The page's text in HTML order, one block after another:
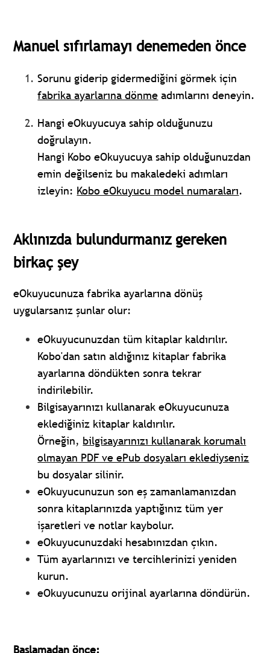
Manuel sıfırlamayı denemeden önce
Sorunu giderip gidermediğini görmek için
fabrika ayarlarına dönme adımlarını deneyin.
Hangi eOkuyucuya sahip olduğunuzu
doğrulayın.
Hangi Kobo eOkuyucuya sahip olduğunuzdan
emin değilseniz bu makaledeki adımları
izleyin: Kobo eOkuyucu model numaraları.
Aklınızda bulundurmanız gereken
birkaç şey
eOkuyucunuza fabrika ayarlarına dönüş
uygularsanız şunlar olur:
eOkuyucunuzdan tüm kitaplar kaldırılır.
Kobo'dan satın aldığınız kitaplar fabrika
ayarlarına döndükten sonra tekrar
indirilebilir.
Bilgisayarınızı kullanarak eOkuyucunuza
eklediğiniz kitaplar kaldırılır.
Örneğin, bilgisayarınızı kullanarak korumalı
olmayan PDF ve ePub dosyaları eklediyseniz
bu dosyalar silinir.
eOkuyucunuzun son eş zamanlamanızdan
sonra kitaplarınızda yaptığınız tüm yer
işaretleri ve notlar kaybolur.
eOkuyucunuzdaki hesabınızdan çıkın.
Tüm ayarlarınızı ve tercihlerinizi yeniden
kurun.
eOkuyucunuzu orijinal ayarlarına döndürün.
Başlamadan önce: